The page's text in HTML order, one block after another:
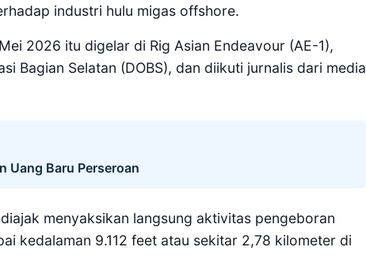
industri hulu migas offshore.
2026 itu digelar di Rig Asian Endeavour (AE-1),
Bagian Selatan (DOBS), dan diikuti jurnalis dari media
Uang Baru Perseroan
menyaksikan langsung aktivitas pengeboran
kedalaman 9.112 feet atau sekitar 2,78 kilometer di